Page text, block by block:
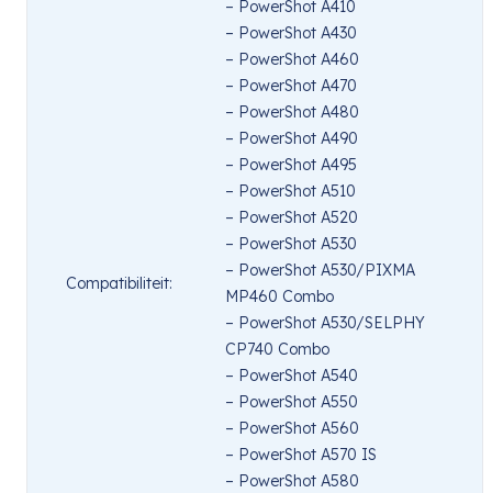
Compatibiliteit:
– PowerShot A410
– PowerShot A430
– PowerShot A460
– PowerShot A470
– PowerShot A480
– PowerShot A490
– PowerShot A495
– PowerShot A510
– PowerShot A520
– PowerShot A530
– PowerShot A530/PIXMA
MP460 Combo
– PowerShot A530/SELPHY
CP740 Combo
– PowerShot A540
– PowerShot A550
– PowerShot A560
– PowerShot A570 IS
– PowerShot A580